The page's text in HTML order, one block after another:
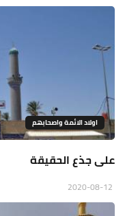
اولاد الائمة واصحابهم
على جذع الحقيقة